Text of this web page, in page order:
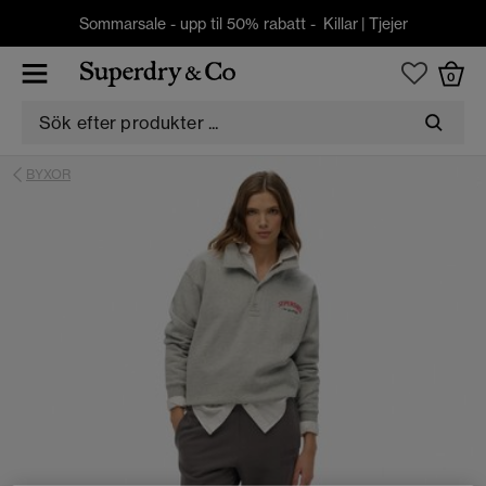
Sommarsale - upp til 50% rabatt - Killar| Tjejer
0
BYXOR